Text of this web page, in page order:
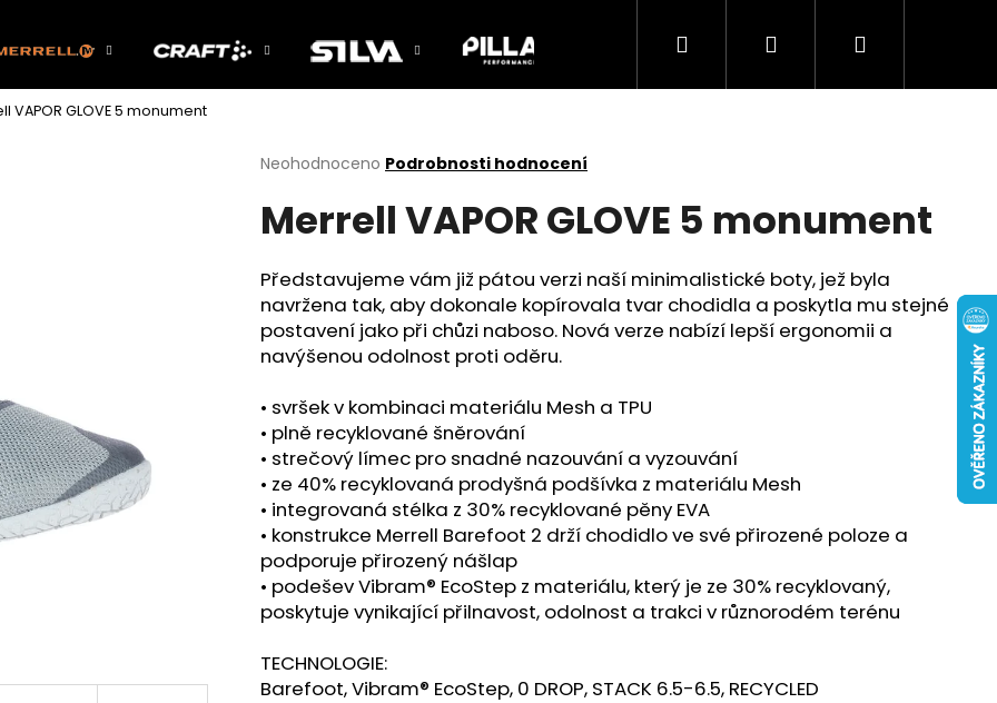
Hledat PřihlášeníNákupní
VAPOR GLOVE 5 monument
Průměrné
produktu
je
z
5
hvězdiček.
Neohodnoceno Podrobnosti hodnocení
Merrell VAPOR GLOVE 5 monument
Představujeme vám již pátou verzi naší minimalistické boty, jež byla
navržena tak, aby dokonale kopírovala tvar chodidla a poskytla mu stejné
postavení jako při chůzi naboso. Nová verze nabízí lepší ergonomii a
navýšenou odolnost proti oděru.
• svršek v kombinaci materiálu Mesh a TPU
• plně recyklované šněrování
• strečový límec pro snadné nazouvání a vyzouvání
• ze 40% recyklovaná prodyšná podšívka z materiálu Mesh
• integrovaná stélka z 30% recyklované pěny EVA
• konstrukce Merrell Barefoot 2 drží chodidlo ve své přirozené poloze a
podporuje přirozený nášlap
• podešev Vibram® EcoStep z materiálu, který je ze 30% recyklovaný,
poskytuje vynikající přilnavost, odolnost a trakci v různorodém terénu
TECHNOLOGIE:
Barefoot, Vibram® EcoStep, 0 DROP, STACK 6.5-6.5, RECYCLED
Co potřebujete najít?
HLEDAT
PERFORMANCE TRIPLE
- LESNÍ PLODY, 200G
BOTY CRAFT ENDURANCE 3 - BÍLÁ
3 990 Kč